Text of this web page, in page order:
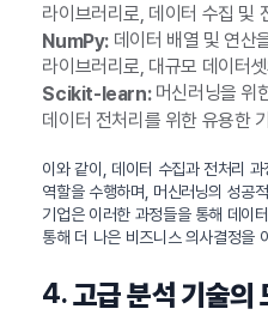
라이브러리로, 데이터 수집 및
NumPy:데이터 배열 및 연산
라이브러리로, 대규모 데이터
Scikit-learn:머신러닝을 위
데이터 전처리를 위한 유용한
이와 같이, 데이터 수집과 전처리
역할을 수행하며, 머신러닝의 성공
기업은 이러한 과정들을 통해 데이
통해 더 나은 비즈니스 의사결정을
4.고급 분석 기술의